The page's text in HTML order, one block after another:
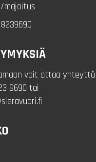
majoitus
voit ottaa yhteyttä
9690 tai